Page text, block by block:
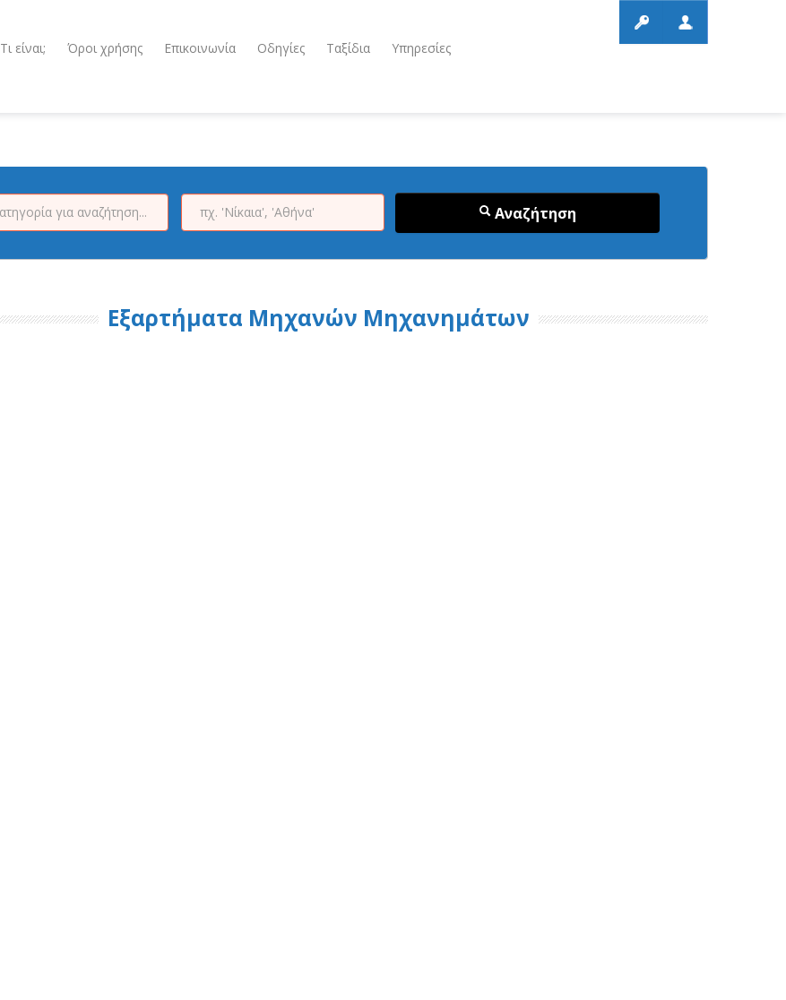
Τι είναι; Όροι χρήσης Επικοινωνία Οδηγίες Ταξίδια Υπηρεσίες
Αναζήτηση
Εξαρτήματα Μηχανών Μηχανημάτων